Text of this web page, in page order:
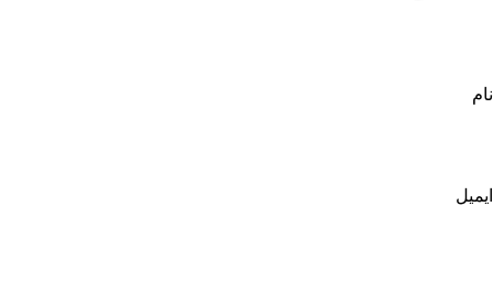
نام
ایمیل